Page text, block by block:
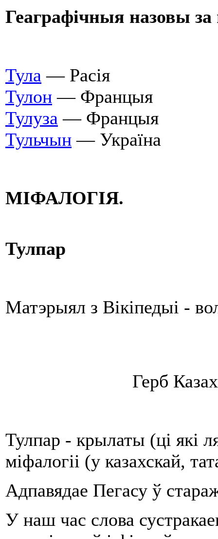
Геаграфічныя назовы
Тула — Расія
Тулон — Францыя
Тулуза — Францыя
Тульчын — Україна
МІФАЛОГІЯ.
Тулпар
Матэрыял з Вікіпедыі -
Герб
Тулпар - крылаты (ці які
міфалогіі (у казахскай,
Адпавядае Пегасу ў
У наш час слова